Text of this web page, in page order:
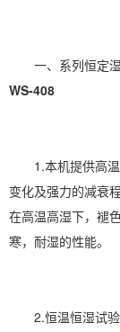
一、系列恒定湿
WS-408
1.本机提供高温
变化及强力的减衰
在高温高湿下，褪
寒，耐湿的性能。
2.恒温恒湿试